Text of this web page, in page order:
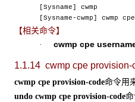
[Sysname] cwmp
[Sysname-cwmp] cwmp
【相关命令】
· cwmp cpe
1.1.14 cwmp cpe provision-
cwmp cpe provision-code命令用
undo cwmp cpe provision-code命